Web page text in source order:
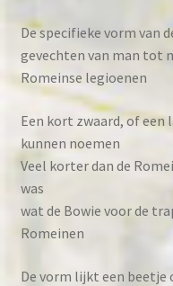
De specifieke vorm van
gevechten van man tot
Romeinse legioenen
Een kort zwaard, of een
kunnen noemen
Veel korter dan de
was
wat de Bowie voor de
Romeinen
De vorm lijkt een beetje